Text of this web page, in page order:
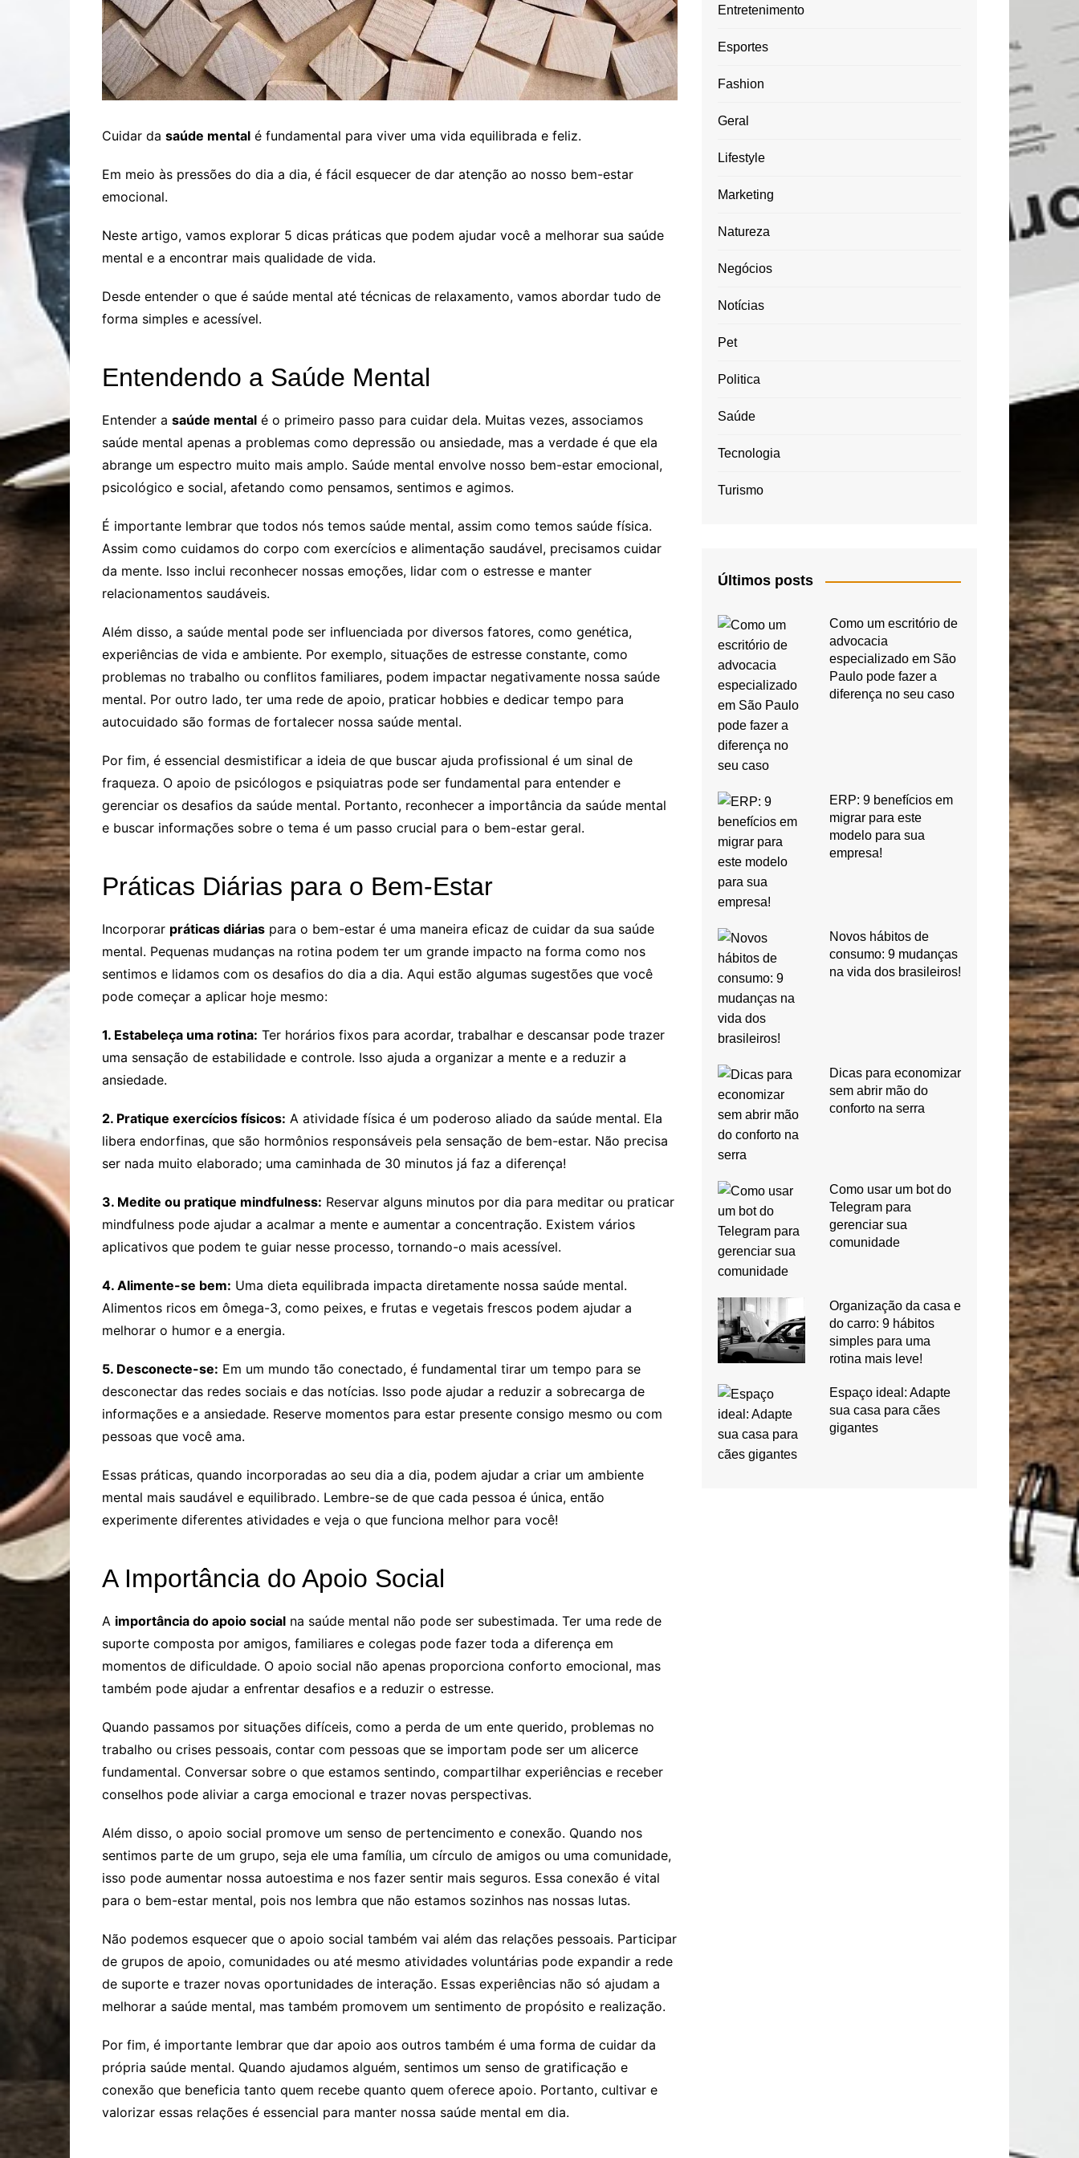
Cuidar da saúde mental é fundamental para viver uma vida equilibrada e feliz.
Em meio às pressões do dia a dia, é fácil esquecer de dar atenção ao nosso bem-estar
emocional.
Neste artigo, vamos explorar 5 dicas práticas que podem ajudar você a melhorar sua saúde
mental e a encontrar mais qualidade de vida.
Desde entender o que é saúde mental até técnicas de relaxamento, vamos abordar tudo de
forma simples e acessível.
Entendendo a Saúde Mental
Entender a saúde mental é o primeiro passo para cuidar dela. Muitas vezes, associamos
saúde mental apenas a problemas como depressão ou ansiedade, mas a verdade é que ela
abrange um espectro muito mais amplo. Saúde mental envolve nosso bem-estar emocional,
psicológico e social, afetando como pensamos, sentimos e agimos.
É importante lembrar que todos nós temos saúde mental, assim como temos saúde física.
Assim como cuidamos do corpo com exercícios e alimentação saudável, precisamos cuidar
da mente. Isso inclui reconhecer nossas emoções, lidar com o estresse e manter
relacionamentos saudáveis.
Além disso, a saúde mental pode ser influenciada por diversos fatores, como genética,
experiências de vida e ambiente. Por exemplo, situações de estresse constante, como
problemas no trabalho ou conflitos familiares, podem impactar negativamente nossa saúde
mental. Por outro lado, ter uma rede de apoio, praticar hobbies e dedicar tempo para
autocuidado são formas de fortalecer nossa saúde mental.
Por fim, é essencial desmistificar a ideia de que buscar ajuda profissional é um sinal de
fraqueza. O apoio de psicólogos e psiquiatras pode ser fundamental para entender e
gerenciar os desafios da saúde mental. Portanto, reconhecer a importância da saúde mental
e buscar informações sobre o tema é um passo crucial para o bem-estar geral.
Práticas Diárias para o Bem-Estar
Incorporar práticas diárias para o bem-estar é uma maneira eficaz de cuidar da sua saúde
mental. Pequenas mudanças na rotina podem ter um grande impacto na forma como nos
sentimos e lidamos com os desafios do dia a dia. Aqui estão algumas sugestões que você
pode começar a aplicar hoje mesmo:
1. Estabeleça uma rotina: Ter horários fixos para acordar, trabalhar e descansar pode trazer
uma sensação de estabilidade e controle. Isso ajuda a organizar a mente e a reduzir a
ansiedade.
2. Pratique exercícios físicos: A atividade física é um poderoso aliado da saúde mental. Ela
libera endorfinas, que são hormônios responsáveis pela sensação de bem-estar. Não precisa
ser nada muito elaborado; uma caminhada de 30 minutos já faz a diferença!
3. Medite ou pratique mindfulness: Reservar alguns minutos por dia para meditar ou praticar
mindfulness pode ajudar a acalmar a mente e aumentar a concentração. Existem vários
aplicativos que podem te guiar nesse processo, tornando-o mais acessível.
4. Alimente-se bem: Uma dieta equilibrada impacta diretamente nossa saúde mental.
Alimentos ricos em ômega-3, como peixes, e frutas e vegetais frescos podem ajudar a
melhorar o humor e a energia.
5. Desconecte-se: Em um mundo tão conectado, é fundamental tirar um tempo para se
desconectar das redes sociais e das notícias. Isso pode ajudar a reduzir a sobrecarga de
informações e a ansiedade. Reserve momentos para estar presente consigo mesmo ou com
pessoas que você ama.
Essas práticas, quando incorporadas ao seu dia a dia, podem ajudar a criar um ambiente
mental mais saudável e equilibrado. Lembre-se de que cada pessoa é única, então
experimente diferentes atividades e veja o que funciona melhor para você!
A Importância do Apoio Social
A importância do apoio social na saúde mental não pode ser subestimada. Ter uma rede de
suporte composta por amigos, familiares e colegas pode fazer toda a diferença em
momentos de dificuldade. O apoio social não apenas proporciona conforto emocional, mas
também pode ajudar a enfrentar desafios e a reduzir o estresse.
Quando passamos por situações difíceis, como a perda de um ente querido, problemas no
trabalho ou crises pessoais, contar com pessoas que se importam pode ser um alicerce
fundamental. Conversar sobre o que estamos sentindo, compartilhar experiências e receber
conselhos pode aliviar a carga emocional e trazer novas perspectivas.
Além disso, o apoio social promove um senso de pertencimento e conexão. Quando nos
sentimos parte de um grupo, seja ele uma família, um círculo de amigos ou uma comunidade,
isso pode aumentar nossa autoestima e nos fazer sentir mais seguros. Essa conexão é vital
para o bem-estar mental, pois nos lembra que não estamos sozinhos nas nossas lutas.
Não podemos esquecer que o apoio social também vai além das relações pessoais. Participar
de grupos de apoio, comunidades ou até mesmo atividades voluntárias pode expandir a rede
de suporte e trazer novas oportunidades de interação. Essas experiências não só ajudam a
melhorar a saúde mental, mas também promovem um sentimento de propósito e realização.
Por fim, é importante lembrar que dar apoio aos outros também é uma forma de cuidar da
própria saúde mental. Quando ajudamos alguém, sentimos um senso de gratificação e
conexão que beneficia tanto quem recebe quanto quem oferece apoio. Portanto, cultivar e
valorizar essas relações é essencial para manter nossa saúde mental em dia.
Entretenimento
Esportes
Fashion
Geral
Lifestyle
Marketing
Natureza
Negócios
Notícias
Pet
Politica
Saúde
Tecnologia
Turismo
Últimos posts
Como um escritório de
advocacia
especializado em São
Paulo pode fazer a
diferença no seu caso
ERP: 9 benefícios em
migrar para este
modelo para sua
empresa!
Novos hábitos de
consumo: 9 mudanças
na vida dos brasileiros!
Dicas para economizar
sem abrir mão do
conforto na serra
Como usar um bot do
Telegram para
gerenciar sua
comunidade
Organização da casa e
do carro: 9 hábitos
simples para uma
rotina mais leve!
Espaço ideal: Adapte
sua casa para cães
gigantes